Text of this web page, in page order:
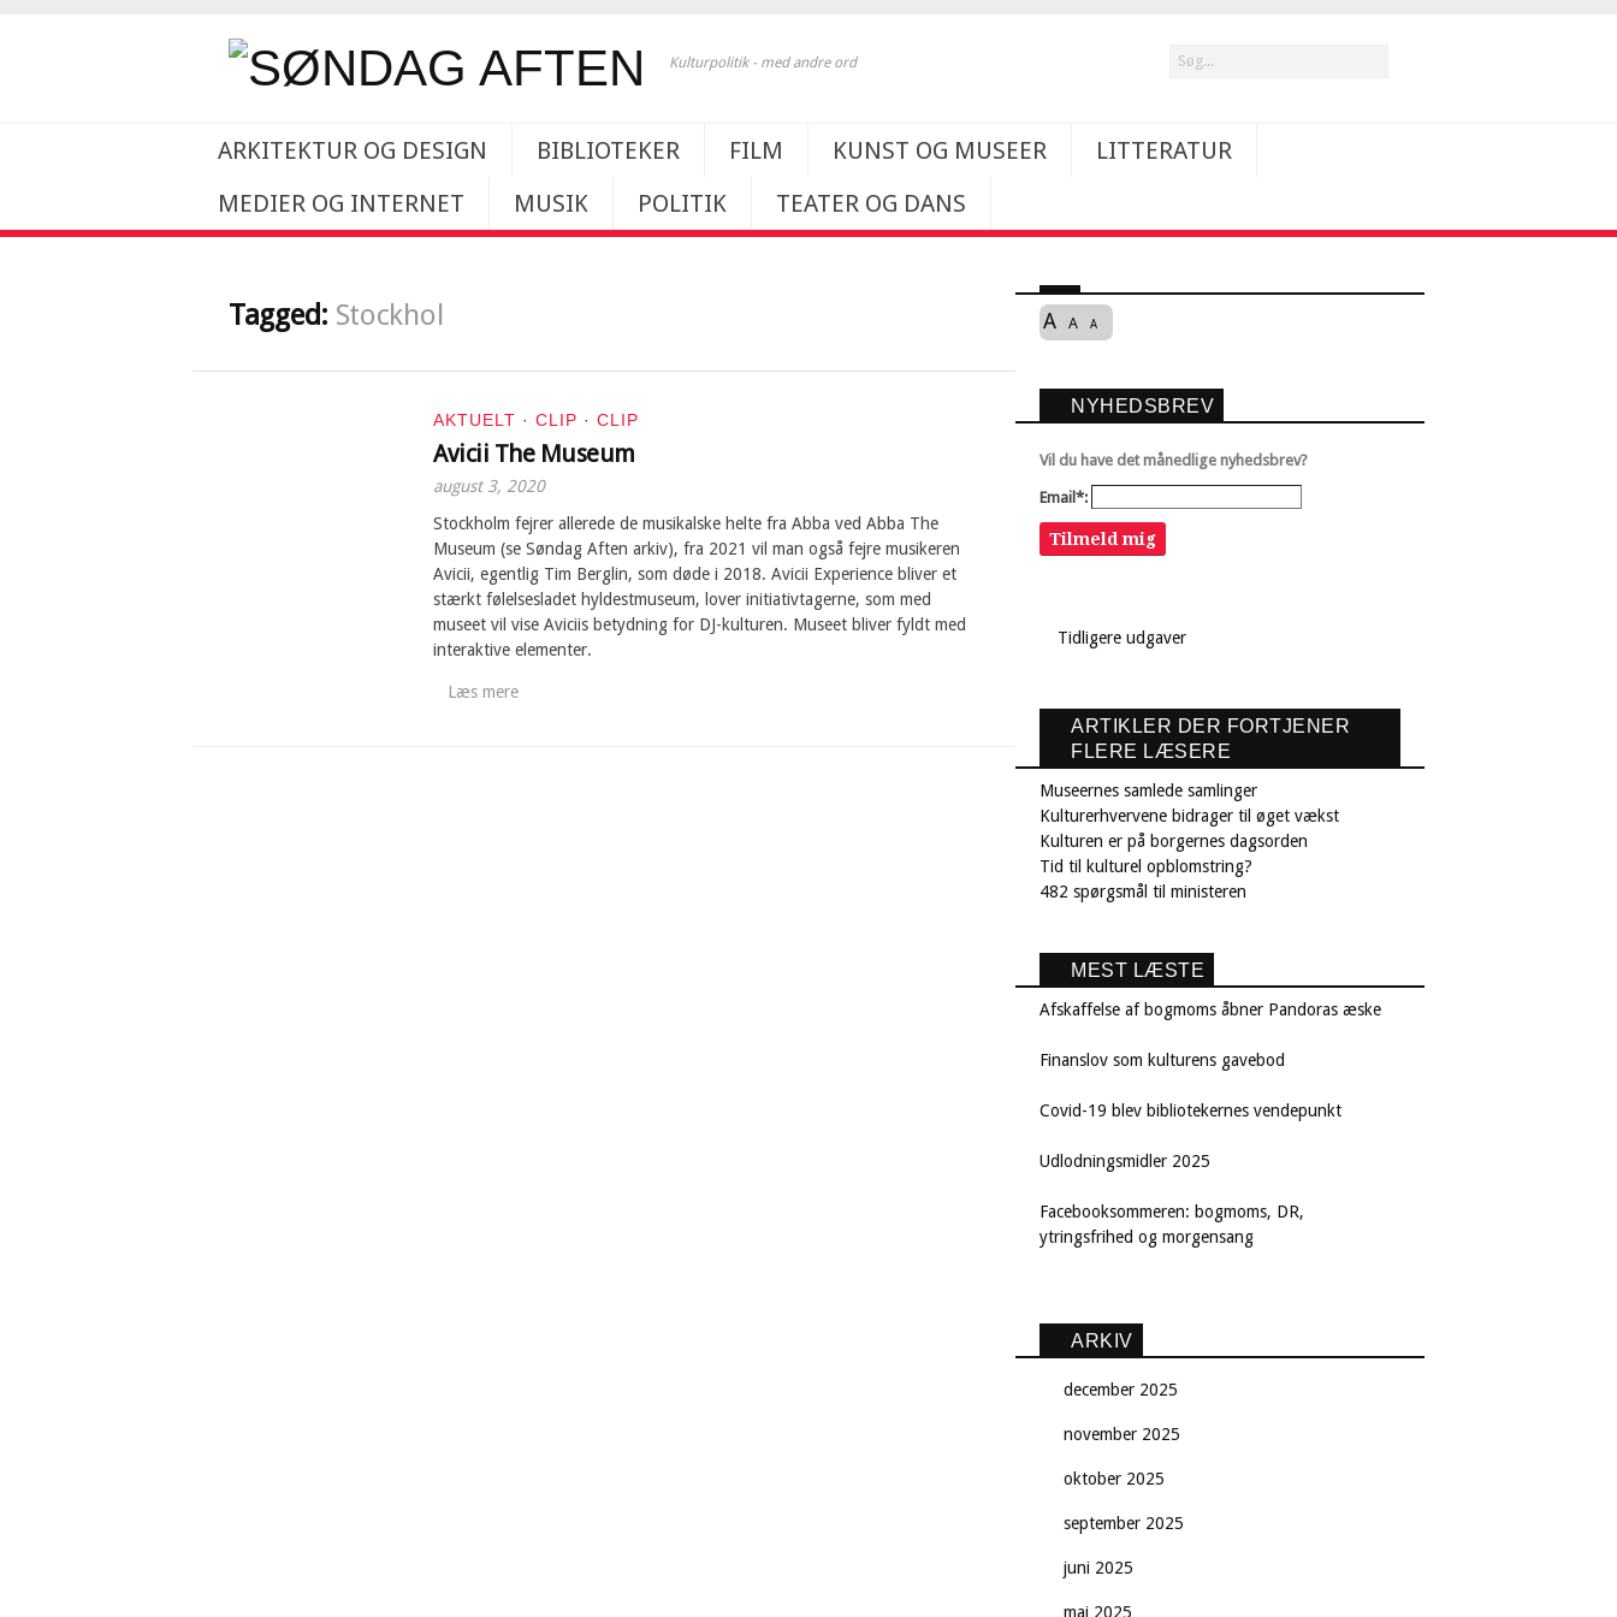
Kulturpolitik - med andre ord
ARKITEKTUR OG DESIGN BIBLIOTEKER FILM KUNST OG MUSEER
LITTERATUR
MEDIER OG INTERNET
MUSIK POLITIK TEATER OG DANS
Tagged: Stockhol
AKTUELT · CLIP · CLIP
Avicii The Museum
august 3, 2020
Stockholm fejrer allerede de musikalske helte fra Abba ved Abba The
Museum (se Søndag Aften arkiv), fra 2021 vil man også fejre musikeren
Avicii, egentlig Tim Berglin, som døde i 2018. Avicii Experience bliver et
stærkt følelsesladet hyldestmuseum, lover initiativtagerne, som med
museet vil vise Aviciis betydning for DJ-kulturen. Museet bliver fyldt med
interaktive elementer.
Læs mere
A A A
NYHEDSBREV
Vil du have det månedlige nyhedsbrev?
Email*:
Tilmeld mig
Tidligere udgaver
ARTIKLER DER FORTJENER
FLERE LÆSERE
Museernes samlede samlinger
Kulturerhvervene bidrager til øget vækst
Kulturen er på borgernes dagsorden
Tid til kulturel opblomstring?
482 spørgsmål til ministeren
MEST LÆSTE
Afskaffelse af bogmoms åbner Pandoras æske
Finanslov som kulturens gavebod
Covid-19 blev bibliotekernes vendepunkt
Udlodningsmidler 2025
Facebooksommeren: bogmoms, DR,
ytringsfrihed og morgensang
ARKIV
december 2025
november 2025
oktober 2025
september 2025
juni 2025
maj 2025